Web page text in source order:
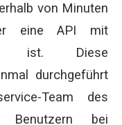
von Minuten
eine API mit
ist. Diese
durchgeführt
Team des
Benutzern bei